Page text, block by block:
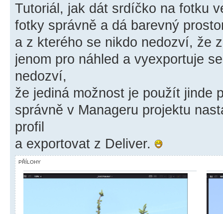
Tutoriál, jak dát srdíčko na fotku
fotky správně a dá barevný
a z kterého se nikdo nedozví, že
jenom pro náhled a vyexportuje
nedozví,
že jediná možnost je použít jinde
správně v Manageru projektu
profil
a exportovat z Deliver.
PŘÍLOHY